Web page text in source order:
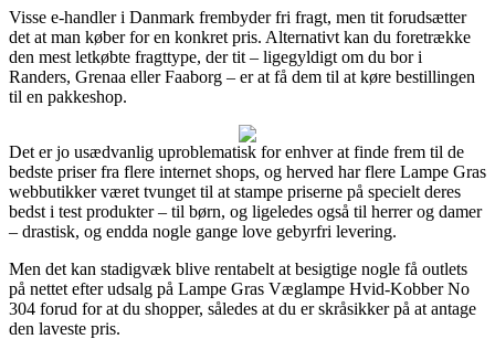
Visse e-handler i Danmark frembyder fri fragt, men tit forudsætter
det at man køber for en konkret pris. Alternativt kan du foretrække
den mest letkøbte fragttype, der tit – ligegyldigt om du bor i
Randers, Grenaa eller Faaborg – er at få dem til at køre bestillingen
til en pakkeshop.
Det er jo usædvanlig uproblematisk for enhver at finde frem til de
bedste priser fra flere internet shops, og herved har flere Lampe Gras
webbutikker været tvunget til at stampe priserne på specielt deres
bedst i test produkter – til børn, og ligeledes også til herrer og damer
– drastisk, og endda nogle gange love gebyrfri levering.
Men det kan stadigvæk blive rentabelt at besigtige nogle få outlets
på nettet efter udsalg på Lampe Gras Væglampe Hvid-Kobber No
304 forud for at du shopper, således at du er skråsikker på at antage
den laveste pris.